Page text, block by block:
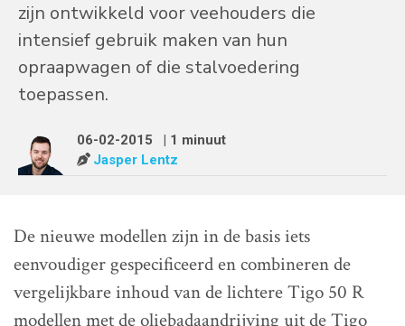
zijn ontwikkeld voor veehouders die
intensief gebruik maken van hun
opraapwagen of die stalvoedering
toepassen.
06-02-2015
| 1 minuut
Jasper Lentz
De nieuwe modellen zijn in de basis iets
eenvoudiger gespecificeerd en combineren de
vergelijkbare inhoud van de lichtere Tigo 50 R
modellen met de oliebadaandrijving uit de Tigo